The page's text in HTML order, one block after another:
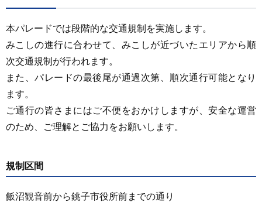
本パレードでは段階的な交通規制を実施します。
みこしの進行に合わせて、みこしが近づいたエリアから順
次交通規制が行われます。
また、パレードの最後尾が通過次第、順次通行可能となり
ます。
ご通行の皆さまにはご不便をおかけしますが、安全な運営
のため、ご理解とご協力をお願いします。
規制区間
飯沼観音前から銚子市役所前までの通り